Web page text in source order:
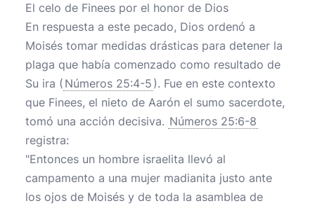
El celo de Finees por el honor de Dios
En respuesta a este pecado, Dios ordenó a
Moisés tomar medidas drásticas para detener la
plaga que había comenzado como resultado de
Su ira ( Números 25:4-5 ). Fue en este contexto
que Finees, el nieto de Aarón el sumo sacerdote,
tomó una acción decisiva. Números 25:6-8
registra:
"Entonces un hombre israelita llevó al
campamento a una mujer madianita justo ante
los ojos de Moisés y de toda la asamblea de